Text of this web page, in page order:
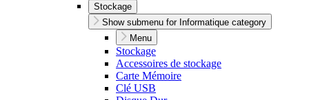
Stockage
Show submenu for Informatique category
Menu
Stockage
Accessoires de stockage
Carte Mémoire
Clé USB